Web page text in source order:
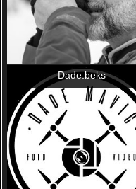
Dade.beks